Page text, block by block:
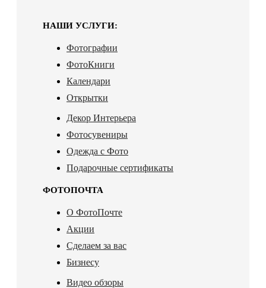
НАШИ УСЛУГИ:
Фотографии
ФотоКниги
Календари
Открытки
Декор Интерьера
Фотосувениры
Одежда с Фото
Подарочные сертификаты
ФОТОПОЧТА
О ФотоПочте
Акции
Сделаем за вас
Бизнесу
Видео обзоры